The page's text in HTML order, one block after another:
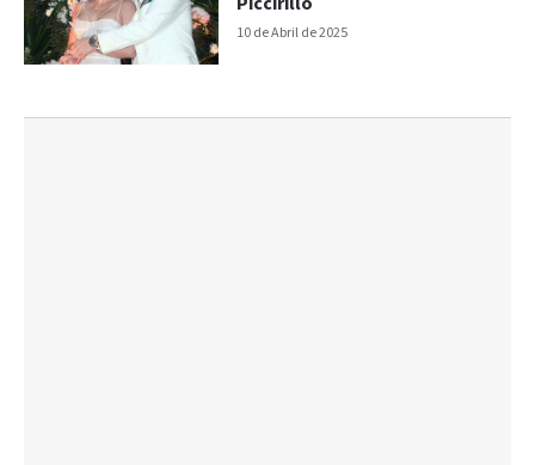
10 de Abril de 2025